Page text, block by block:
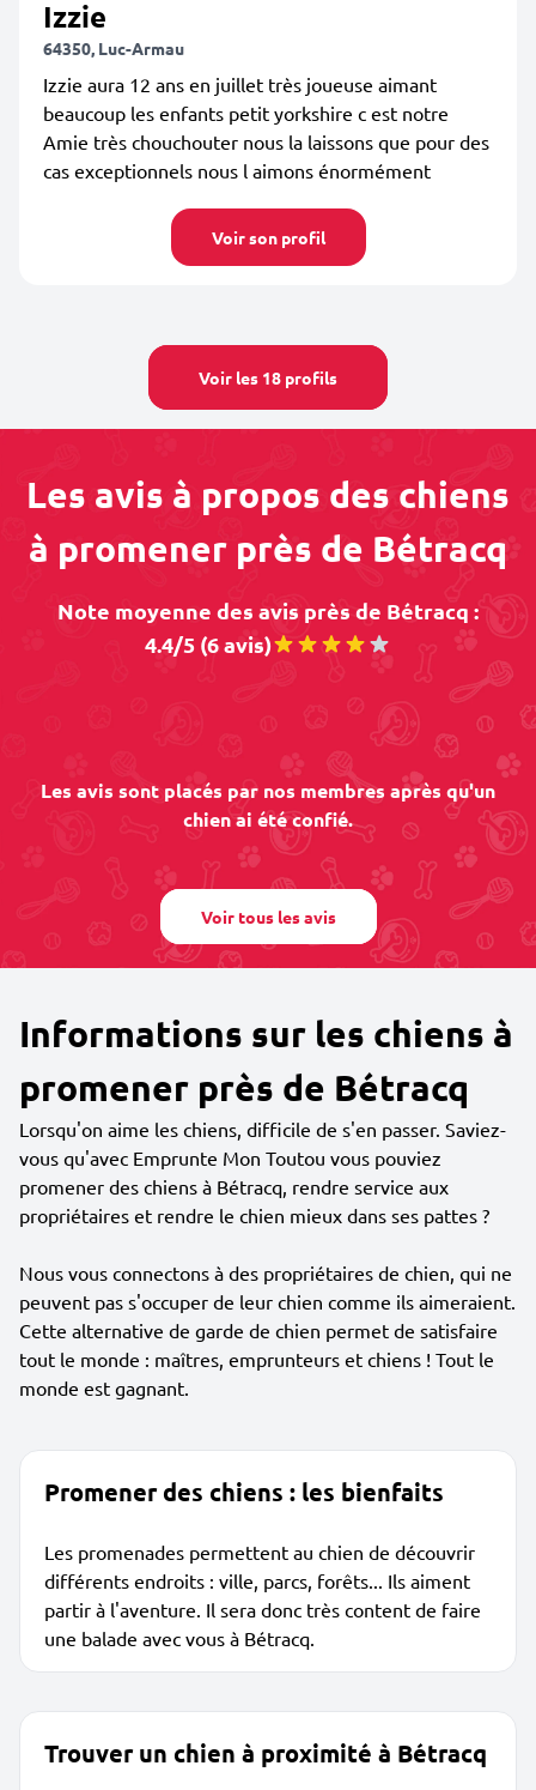
Izzie
64350, Luc-Armau
Izzie aura 12 ans en juillet très joueuse aimant
beaucoup les enfants petit yorkshire c est notre
Amie très chouchouter nous la laissons que pour des
cas exceptionnels nous l aimons énormément
Voir son profil
Voir les 18 profils
Les avis à propos des chiens
à promener près de Bétracq
Note moyenne des avis près de Bétracq :
4.4/5 (6 avis)
Les avis sont placés par nos membres après qu'un
chien ai été confié.
Voir tous les avis
Informations sur les chiens à
promener près de Bétracq
Lorsqu'on aime les chiens, difficile de s'en passer. Saviez-
vous qu'avec Emprunte Mon Toutou vous pouviez
promener des chiens à Bétracq, rendre service aux
propriétaires et rendre le chien mieux dans ses pattes ?
Nous vous connectons à des propriétaires de chien, qui ne
peuvent pas s'occuper de leur chien comme ils aimeraient.
Cette alternative de garde de chien permet de satisfaire
tout le monde : maîtres, emprunteurs et chiens ! Tout le
monde est gagnant.
Promener des chiens : les bienfaits
Les promenades permettent au chien de découvrir
différents endroits : ville, parcs, forêts... Ils aiment
partir à l'aventure. Il sera donc très content de faire
une balade avec vous à Bétracq.
Trouver un chien à proximité à Bétracq